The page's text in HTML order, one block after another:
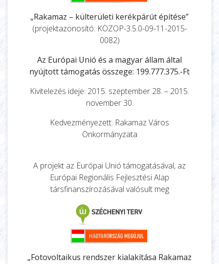
„Rakamaz – külterületi kerékpárút építése”
(projektazonosító: KÖZOP-3.5.0-09-11-2015-
0082)
Az Európai Unió és a magyar állam által
nyújtott támogatás összege: 199.777.375.-Ft
Kivitelezés ideje: 2015. szeptember 28. – 2015.
november 30.
Kedvezményezett: Rakamaz Város
Önkormányzata
A projekt az Európai Unió támogatásával, az
Európai Regionális Fejlesztési Alap
társfinanszírozásával valósult meg
„Fotovoltaikus rendszer kialakítása Rakamaz